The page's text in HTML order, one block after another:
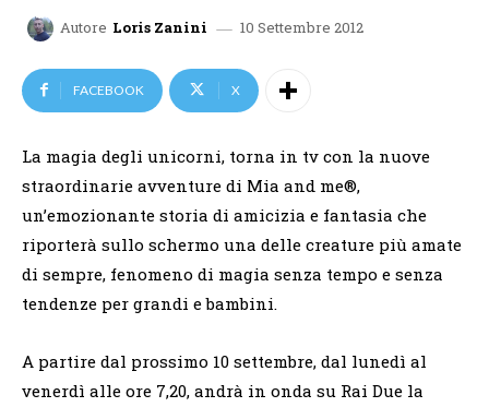
Autore Loris Zanini 10 Settembre 2012
FACEBOOK X
La magia degli unicorni, torna in tv con la nuove
straordinarie avventure di Mia and me®,
un’emozionante storia di amicizia e fantasia che
riporterà sullo schermo una delle creature più amate
di sempre, fenomeno di magia senza tempo e senza
tendenze per grandi e bambini.
A partire dal prossimo 10 settembre, dal lunedì al
venerdì alle ore 7,20, andrà in onda su Rai Due la